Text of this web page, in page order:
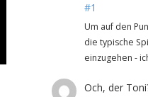
#1
Um auf den
die typische
einzugehen -
Och, der